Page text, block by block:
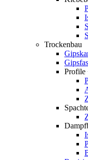
Trockenbau
Profile